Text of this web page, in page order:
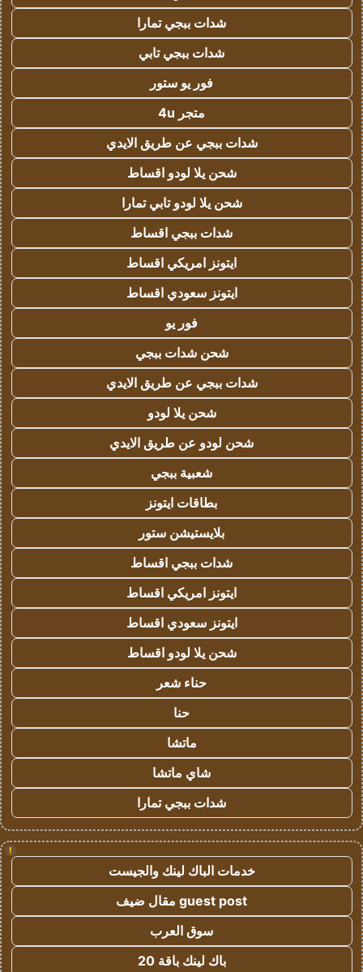
شدات ببجي تمارا
شدات ببجي تابي
فور يو ستور
متجر 4u
شدات ببجي عن طريق الايدي
شحن يلا لودو اقساط
شحن يلا لودو تابي تمارا
شدات ببجي اقساط
ايتونز امريكي اقساط
ايتونز سعودي اقساط
فور يو
شحن شدات ببجي
شدات ببجي عن طريق الايدي
شحن يلا لودو
شحن لودو عن طريق الايدي
شعبية ببجي
بطاقات ايتونز
بلايستيشن ستور
شدات ببجي اقساط
ايتونز امريكي اقساط
ايتونز سعودي اقساط
شحن يلا لودو اقساط
حناء شعر
حنا
ماتشا
شاي ماتشا
شدات ببجي تمارا
!
خدمات الباك لينك والجيست
guest post مقال ضيف
سوق العرب
باك لينك باقة 20